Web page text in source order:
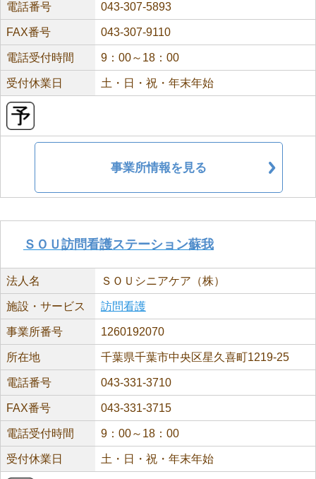
電話番号 043-307-5893
FAX番号 043-307-9110
電話受付時間 9：00～18：00
受付休業日 土・日・祝・年末年始
事業所情報を見る
ＳＯＵ訪問看護ステーション蘇我
法人名 ＳＯＵシニアケア（株）
施設・サービス 訪問看護
事業所番号 1260192070
所在地 千葉県千葉市中央区星久喜町1219-25
電話番号 043-331-3710
FAX番号 043-331-3715
電話受付時間 9：00～18：00
受付休業日 土・日・祝・年末年始